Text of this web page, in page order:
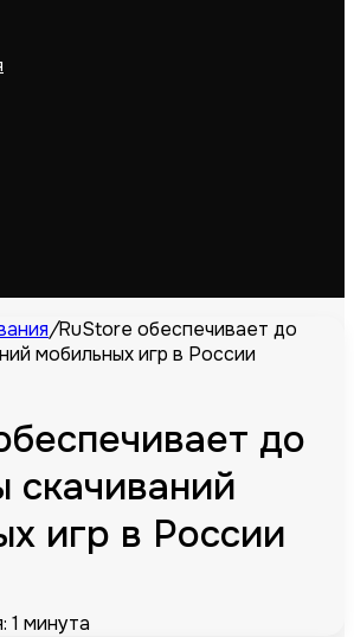
/RuStore обеспечивает до
мобильных игр в России
до
скачиваний
игр в России
1 минута